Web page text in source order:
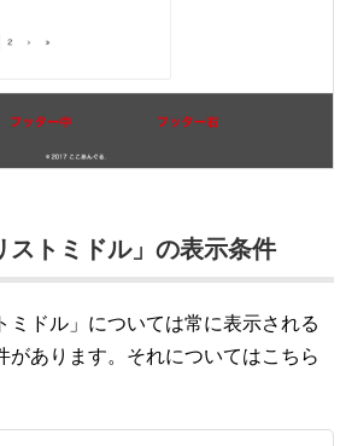
ストミドル」の表示条件
ミドル」については常に表示される
があります。それについてはこちら